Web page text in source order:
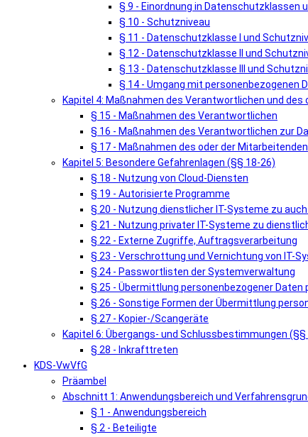
§ 9 - Einordnung in Datenschutzklassen
§ 10 - Schutzniveau
§ 11 - Datenschutzklasse I und
§ 12 - Datenschutzklasse II und
§ 13 - Datenschutzklasse III und
§ 14 - Umgang mit personenbezogenen
Kapitel 4: Maßnahmen des Verantwortlichen und
§ 15 - Maßnahmen des Verantwortlichen
§ 16 - Maßnahmen des Verantwortlichen zur
§ 17 - Maßnahmen des oder der Mitarbeitenden
Kapitel 5: Besondere Gefahrenlagen (§§ 18-26)
§ 18 - Nutzung von Cloud-Diensten
§ 19 - Autorisierte Programme
§ 20 - Nutzung dienstlicher IT-Systeme zu
§ 21 - Nutzung privater IT-Systeme zu
§ 22 - Externe Zugriffe, Auftragsverarbeitung
§ 23 - Verschrottung und Vernichtung von IT-
§ 24 - Passwortlisten der Systemverwaltung
§ 25 - Übermittlung personenbezogener Daten
§ 26 - Sonstige Formen der Übermittlung
§ 27 - Kopier-/Scangeräte
Kapitel 6: Übergangs- und Schlussbestimmungen (§§
§ 28 - Inkrafttreten
KDS-VwVfG
Präambel
Abschnitt 1: Anwendungsbereich und
§ 1 - Anwendungsbereich
§ 2 - Beteiligte